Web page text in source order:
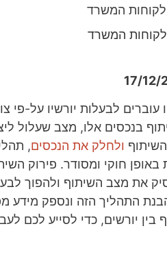
המשרד
המשרד
לבעלות יורשיו על-פי
בנכסים אלו, מצב שעלול
ולחלק את הנכסים,
באופן חוקי ומסודר. פירוק
את מצב השיתוף ולהפוך
התהליך הזה ונספק מידע
בין יורשים, כדי לסייע לכם